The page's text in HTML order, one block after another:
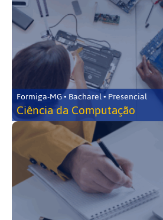
Formiga-MG • Bacharel • Presencial
Ciência da Computação